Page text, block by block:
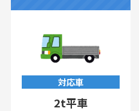
対応車
2t平車